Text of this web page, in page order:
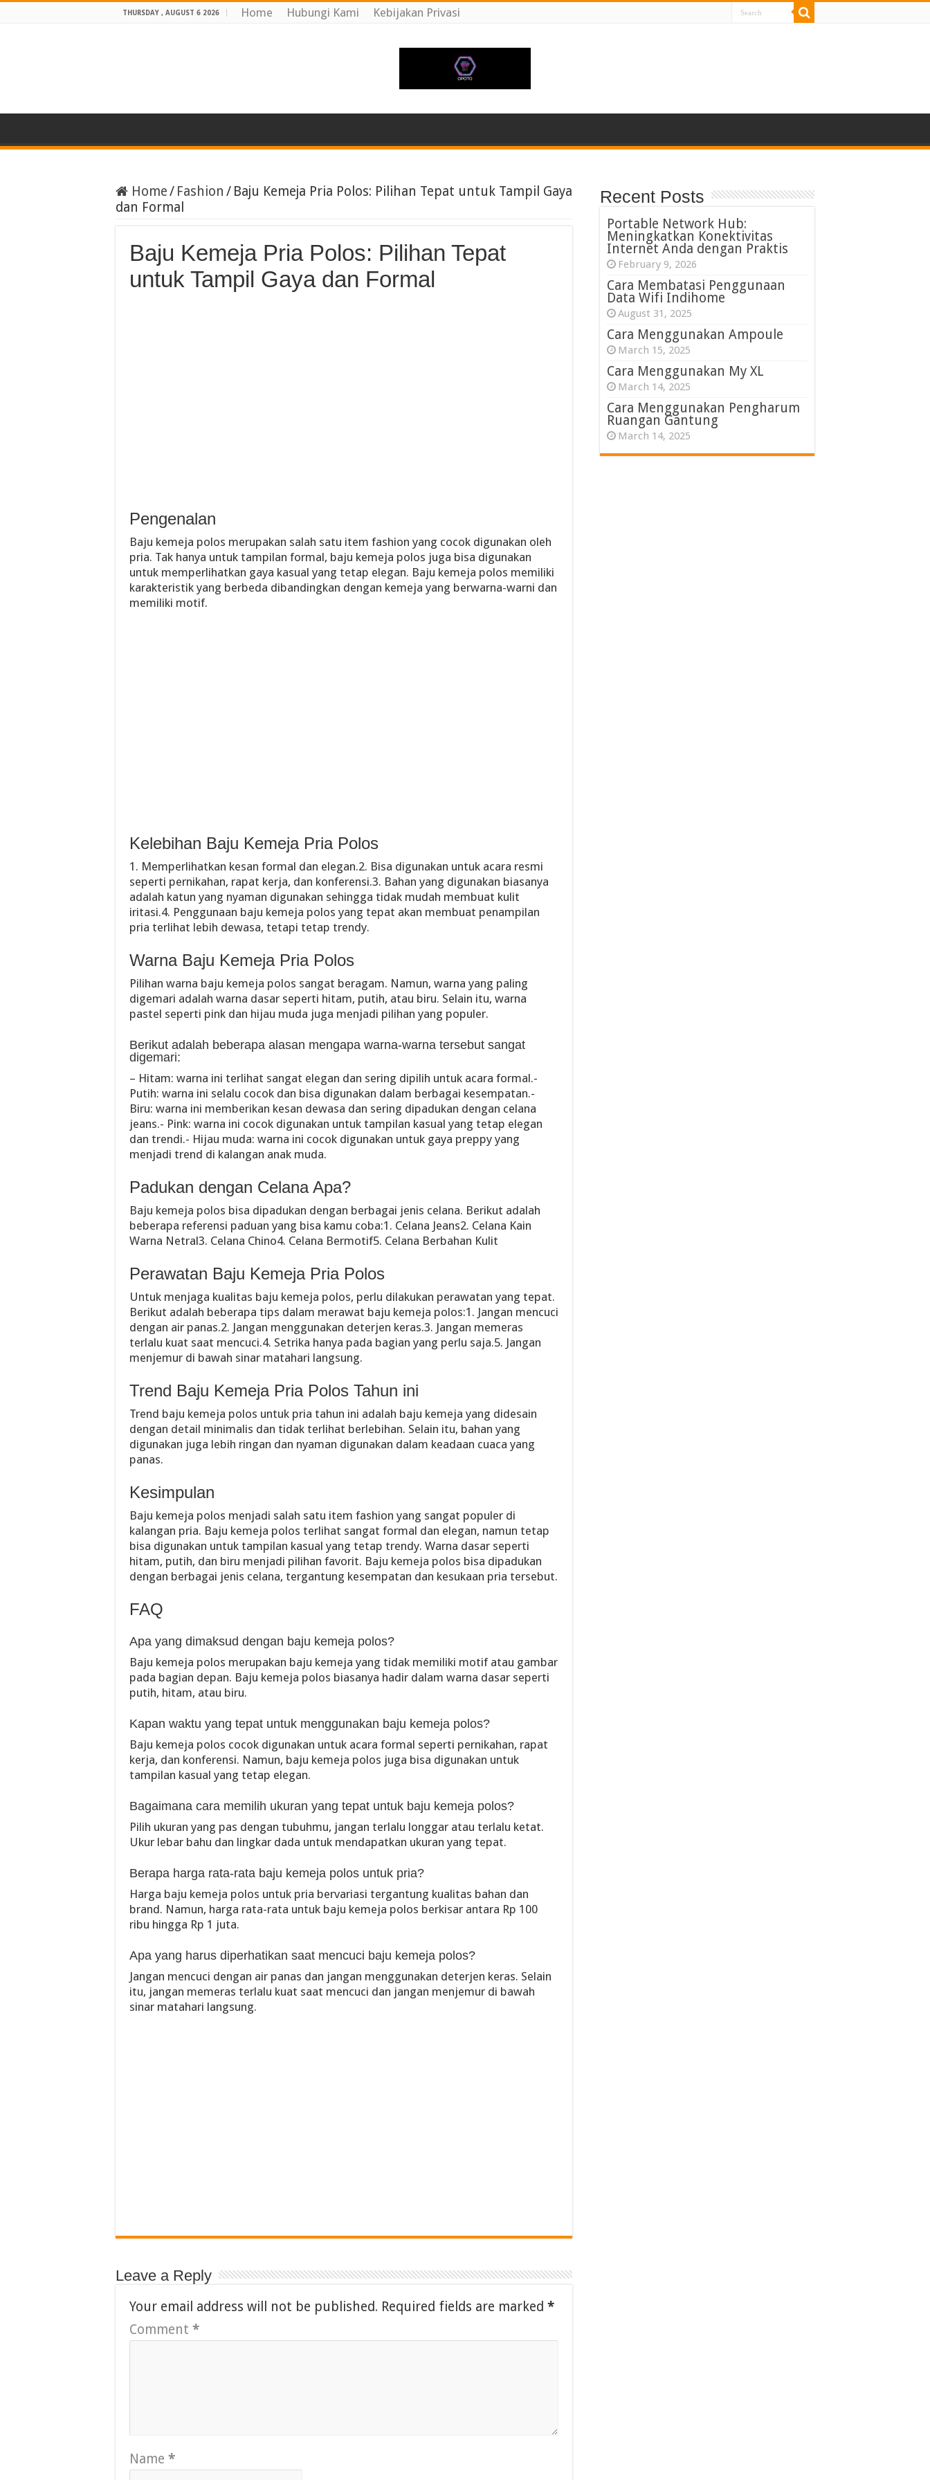
THURSDAY , AUGUST 6 2026 Home Hubungi Kami Kebijakan Privasi
Home/ Fashion / Baju Kemeja Pria Polos: Pilihan Tepat untuk Tampil Gaya
dan Formal
Baju Kemeja Pria Polos: Pilihan Tepat
untuk Tampil Gaya dan Formal
Pengenalan
Baju kemeja polos merupakan salah satu item fashion yang cocok digunakan oleh
pria. Tak hanya untuk tampilan formal, baju kemeja polos juga bisa digunakan
untuk memperlihatkan gaya kasual yang tetap elegan. Baju kemeja polos memiliki
karakteristik yang berbeda dibandingkan dengan kemeja yang berwarna-warni dan
memiliki motif.
Kelebihan Baju Kemeja Pria Polos
1. Memperlihatkan kesan formal dan elegan.2. Bisa digunakan untuk acara resmi
seperti pernikahan, rapat kerja, dan konferensi.3. Bahan yang digunakan biasanya
adalah katun yang nyaman digunakan sehingga tidak mudah membuat kulit
iritasi.4. Penggunaan baju kemeja polos yang tepat akan membuat penampilan
pria terlihat lebih dewasa, tetapi tetap trendy.
Warna Baju Kemeja Pria Polos
Pilihan warna baju kemeja polos sangat beragam. Namun, warna yang paling
digemari adalah warna dasar seperti hitam, putih, atau biru. Selain itu, warna
pastel seperti pink dan hijau muda juga menjadi pilihan yang populer.
Berikut adalah beberapa alasan mengapa warna-warna tersebut sangat
digemari:
– Hitam: warna ini terlihat sangat elegan dan sering dipilih untuk acara formal.-
Putih: warna ini selalu cocok dan bisa digunakan dalam berbagai kesempatan.-
Biru: warna ini memberikan kesan dewasa dan sering dipadukan dengan celana
jeans.- Pink: warna ini cocok digunakan untuk tampilan kasual yang tetap elegan
dan trendi.- Hijau muda: warna ini cocok digunakan untuk gaya preppy yang
menjadi trend di kalangan anak muda.
Padukan dengan Celana Apa?
Baju kemeja polos bisa dipadukan dengan berbagai jenis celana. Berikut adalah
beberapa referensi paduan yang bisa kamu coba:1. Celana Jeans2. Celana Kain
Warna Netral3. Celana Chino4. Celana Bermotif5. Celana Berbahan Kulit
Perawatan Baju Kemeja Pria Polos
Untuk menjaga kualitas baju kemeja polos, perlu dilakukan perawatan yang tepat.
Berikut adalah beberapa tips dalam merawat baju kemeja polos:1. Jangan mencuci
dengan air panas.2. Jangan menggunakan deterjen keras.3. Jangan memeras
terlalu kuat saat mencuci.4. Setrika hanya pada bagian yang perlu saja.5. Jangan
menjemur di bawah sinar matahari langsung.
Trend Baju Kemeja Pria Polos Tahun ini
Trend baju kemeja polos untuk pria tahun ini adalah baju kemeja yang didesain
dengan detail minimalis dan tidak terlihat berlebihan. Selain itu, bahan yang
digunakan juga lebih ringan dan nyaman digunakan dalam keadaan cuaca yang
panas.
Kesimpulan
Baju kemeja polos menjadi salah satu item fashion yang sangat populer di
kalangan pria. Baju kemeja polos terlihat sangat formal dan elegan, namun tetap
bisa digunakan untuk tampilan kasual yang tetap trendy. Warna dasar seperti
hitam, putih, dan biru menjadi pilihan favorit. Baju kemeja polos bisa dipadukan
dengan berbagai jenis celana, tergantung kesempatan dan kesukaan pria tersebut.
FAQ
Apa yang dimaksud dengan baju kemeja polos?
Baju kemeja polos merupakan baju kemeja yang tidak memiliki motif atau gambar
pada bagian depan. Baju kemeja polos biasanya hadir dalam warna dasar seperti
putih, hitam, atau biru.
Kapan waktu yang tepat untuk menggunakan baju kemeja polos?
Baju kemeja polos cocok digunakan untuk acara formal seperti pernikahan, rapat
kerja, dan konferensi. Namun, baju kemeja polos juga bisa digunakan untuk
tampilan kasual yang tetap elegan.
Bagaimana cara memilih ukuran yang tepat untuk baju kemeja polos?
Pilih ukuran yang pas dengan tubuhmu, jangan terlalu longgar atau terlalu ketat.
Ukur lebar bahu dan lingkar dada untuk mendapatkan ukuran yang tepat.
Berapa harga rata-rata baju kemeja polos untuk pria?
Harga baju kemeja polos untuk pria bervariasi tergantung kualitas bahan dan
brand. Namun, harga rata-rata untuk baju kemeja polos berkisar antara Rp 100
ribu hingga Rp 1 juta.
Apa yang harus diperhatikan saat mencuci baju kemeja polos?
Jangan mencuci dengan air panas dan jangan menggunakan deterjen keras. Selain
itu, jangan memeras terlalu kuat saat mencuci dan jangan menjemur di bawah
sinar matahari langsung.
Leave a Reply
Your email address will not be published. Required fields are marked *
Comment *
Name *
Recent Posts
Portable Network Hub:
Meningkatkan Konektivitas
Internet Anda dengan Praktis
February 9, 2026
Cara Membatasi Penggunaan
Data Wifi Indihome
August 31, 2025
Cara Menggunakan Ampoule
March 15, 2025
Cara Menggunakan My XL
March 14, 2025
Cara Menggunakan Pengharum
Ruangan Gantung
March 14, 2025